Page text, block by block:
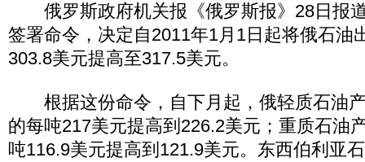
俄罗斯政府机关报《俄罗斯报》28日报
签署命令，决定自2011年1月1日起将俄石油
303.8美元提高至317.5美元。
根据这份命令，自下月起，俄轻质石油
的每吨217美元提高到226.2美元；重质石油
吨116.9美元提高到121.9美元。东西伯利亚